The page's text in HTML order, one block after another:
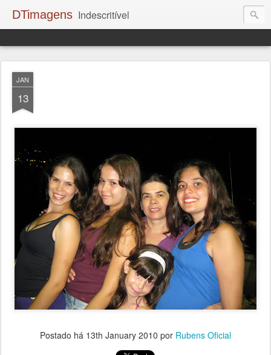
DTimagens Indescritível
JAN
13
Postado há 13th January 2010 por Rubens Oficial